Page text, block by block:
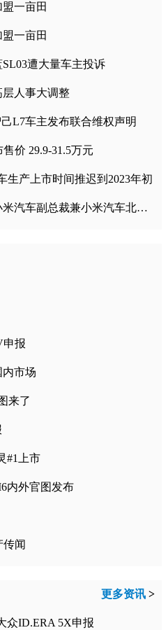
一亩田
一亩田
遭大量车主投诉
人事大调整
L7车主发布联合维权声明
价 29.9-31.5万元
生产上市时间推迟到2023年初
小米集团任命于立国担任小米汽车副总裁兼小米汽车北京总部政委
申报
市场
来了
#1上市
内外官图发布
传闻
更多资讯 >
众ID.ERA 5X申报